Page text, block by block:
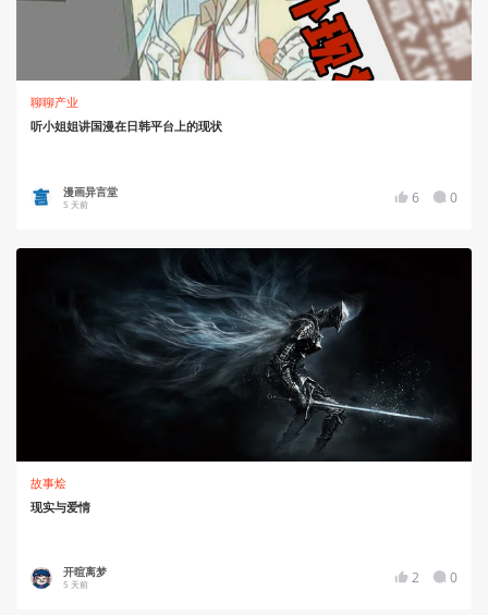
聊聊产业
听小姐姐讲国漫在日韩平台上的现状
漫画异言堂
5 天前 6 0
故事烩
现实与爱情
开暄离梦
5 天前 2 0